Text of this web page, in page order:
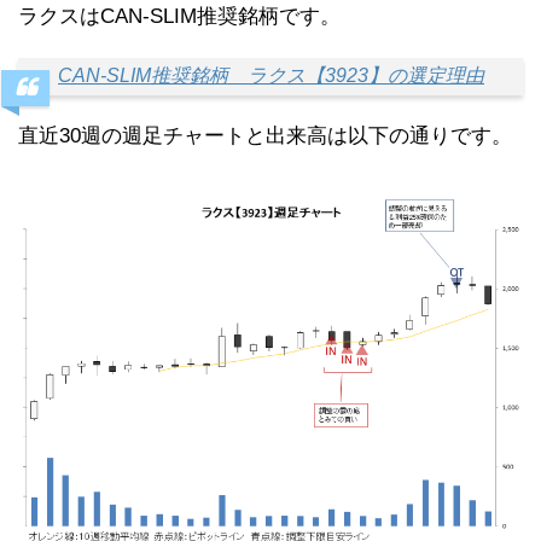
ラクスはCAN-SLIM推奨銘柄です。
CAN-SLIM推奨銘柄 ラクス【3923】の選定理由
直近30週の週足チャートと出来高は以下の通りです。